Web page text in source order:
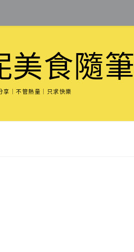
美食隨筆
享｜不管熱量｜只求快樂